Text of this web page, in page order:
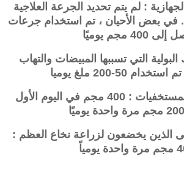
: لم يتم تحديد الجرعة العلاجية
في بعض الأحيان ، تم استخدام جرعات
400 مجم يوميًا
البولية التي تسببها المبيضات والتهاب
50-200 ملغ يوميا
التهاب السحايا بالمستخفيات : 400 مجم في اليوم الأول
الذين يخضعون لزراعة نخاع العظم :
يومياً